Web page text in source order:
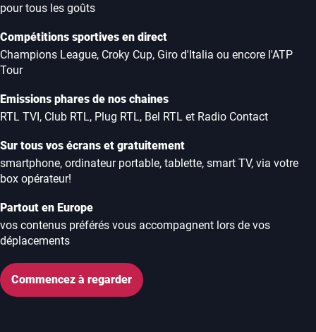
pour tous les goûts
Compétitions sportives en direct
Champions League, Croky Cup, Giro d'Italia ou encore l'ATP
Tour
Emissions phares de nos chaines
RTL TVI, Club RTL, Plug RTL, Bel RTL et Radio Contact
Sur tous vos écrans et gratuitement
smartphone, ordinateur portable, tablette, smart TV, via votre
box opérateur!
Partout en Europe
vos contenus préférés vous accompagnent lors de vos
déplacements
Commencez à regarder